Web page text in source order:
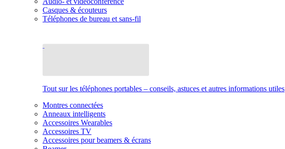
Casques & écouteurs
Téléphones de bureau et sans-fil
Tout sur les téléphones portables – conseils, astuces et autres informations utiles
Montres connectées
Anneaux intelligents
Accessoires Wearables
Accessoires TV
Accessoires pour beamers & écrans